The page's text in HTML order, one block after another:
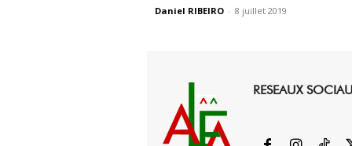
Daniel RIBEIRO - 8 juillet 2019
RESEAUX